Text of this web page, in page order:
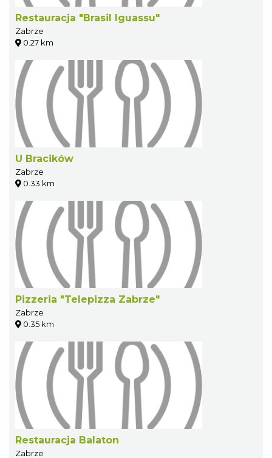
Restauracja "Brasil Iguassu"
Zabrze
0.27 km
U Bracików
Zabrze
0.33 km
Pizzeria "Telepizza Zabrze"
Zabrze
0.35 km
Restauracja Balaton
Zabrze